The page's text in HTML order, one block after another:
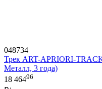
048734
Трек ART-APRIORI-
Металл, 3 года)
18 46496